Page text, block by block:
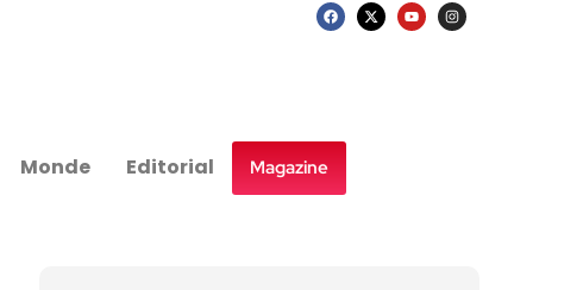
Monde Editorial Magazine